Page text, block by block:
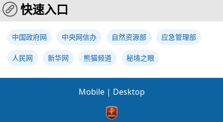
快速入口
中国政府网 中央网信办 自然资源部 应急管理部
人民网 新华网 熊猫频道 秘境之眼
Mobile | Desktop